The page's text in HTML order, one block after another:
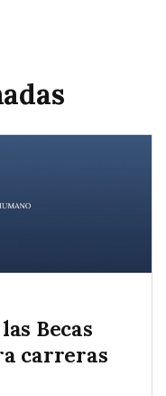
Becas
carreras